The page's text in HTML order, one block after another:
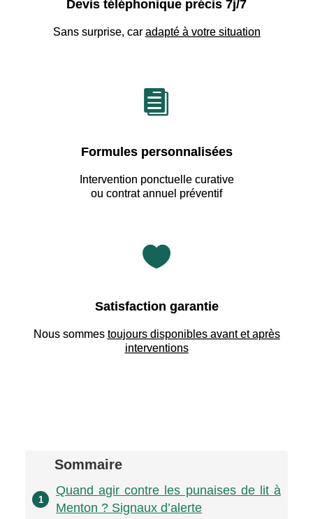
Devis téléphonique précis 7j/7
Sans surprise, car adapté à votre situation

Formules personnalisées
Intervention ponctuelle curative
ou contrat annuel préventif

Satisfaction garantie
Nous sommes toujours disponibles avant et après
interventions
Sommaire
1
Quand agir contre les punaises de lit à
Menton ? Signaux d’alerte